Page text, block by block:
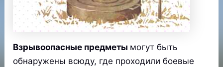
Взрывоопасные предметы могут быть
обнаружены всюду, где проходили боевые